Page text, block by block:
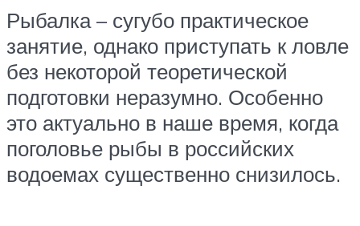
Рыбалка – сугубо практическое
занятие, однако приступать к ловле
без некоторой теоретической
подготовки неразумно. Особенно
это актуально в наше время, когда
поголовье рыбы в российских
водоемах существенно снизилось.